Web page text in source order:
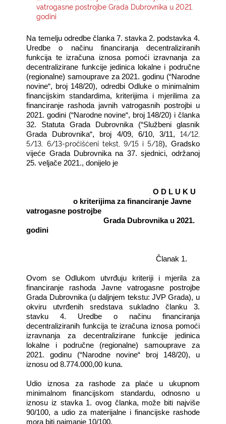
vatrogasne postrojbe Grada Dubrovnika u 2021.
godini
Na temelju odredbe članka 7. stavka 2. podstavka 4.
Uredbe o načinu financiranja decentraliziranih
funkcija te izračuna iznosa pomoći izravnanja za
decentralizirane funkcije jedinica lokalne i područne
(regionalne) samouprave za 2021. godinu (“Narodne
novine“, broj 148/20), odredbi Odluke o minimalnim
financijskim standardima, kriterijima i mjerilima za
financiranje rashoda javnih vatrogasnih postrojbi u
2021. godini (“Narodne novine“, broj 148/20) i članka
32. Statuta Grada Dubrovnika (“Službeni glasnik
Grada Dubrovnika“, broj 4/09, 6/10, 3/11,
14/12,
5/13, 6/13-pročišćeni tekst, 9/15 i 5/18), Gradsko
vijeće Grada Dubrovnika na 37. sjednici, održanoj
25. veljače 2021., donijelo je
O D L U K U
o kriterijima za financiranje Javne
vatrogasne postrojbe
Grada Dubrovnika u 2021.
godini
Članak 1.
Ovom se Odlukom utvrđuju kriteriji i mjerila za
financiranje rashoda Javne vatrogasne postrojbe
Grada Dubrovnika (u daljnjem tekstu: JVP Grada), u
okviru utvrđenih sredstava sukladno članku 3.
stavku 4. Uredbe o načinu financiranja
decentraliziranih funkcija te izračuna iznosa pomoći
izravnanja za decentralizirane funkcije jedinica
lokalne i područne (regionalne) samouprave za
2021. godinu (“Narodne novine“ broj148/20), u
iznosu od 8.774.000,00 kuna.
Udio iznosa za rashode za plaće u ukupnom
minimalnom financijskom standardu, odnosno u
iznosu iz stavka 1. ovog članka, može biti najviše
90/100, a udio za materijalne i financijske rashode
mora biti najmanje 10/100.